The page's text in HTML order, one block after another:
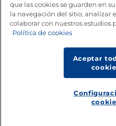
que las cookies se guarden en
la navegación del sitio, analizar
colaborar con nuestros estudios
Política de cookies
Aceptar